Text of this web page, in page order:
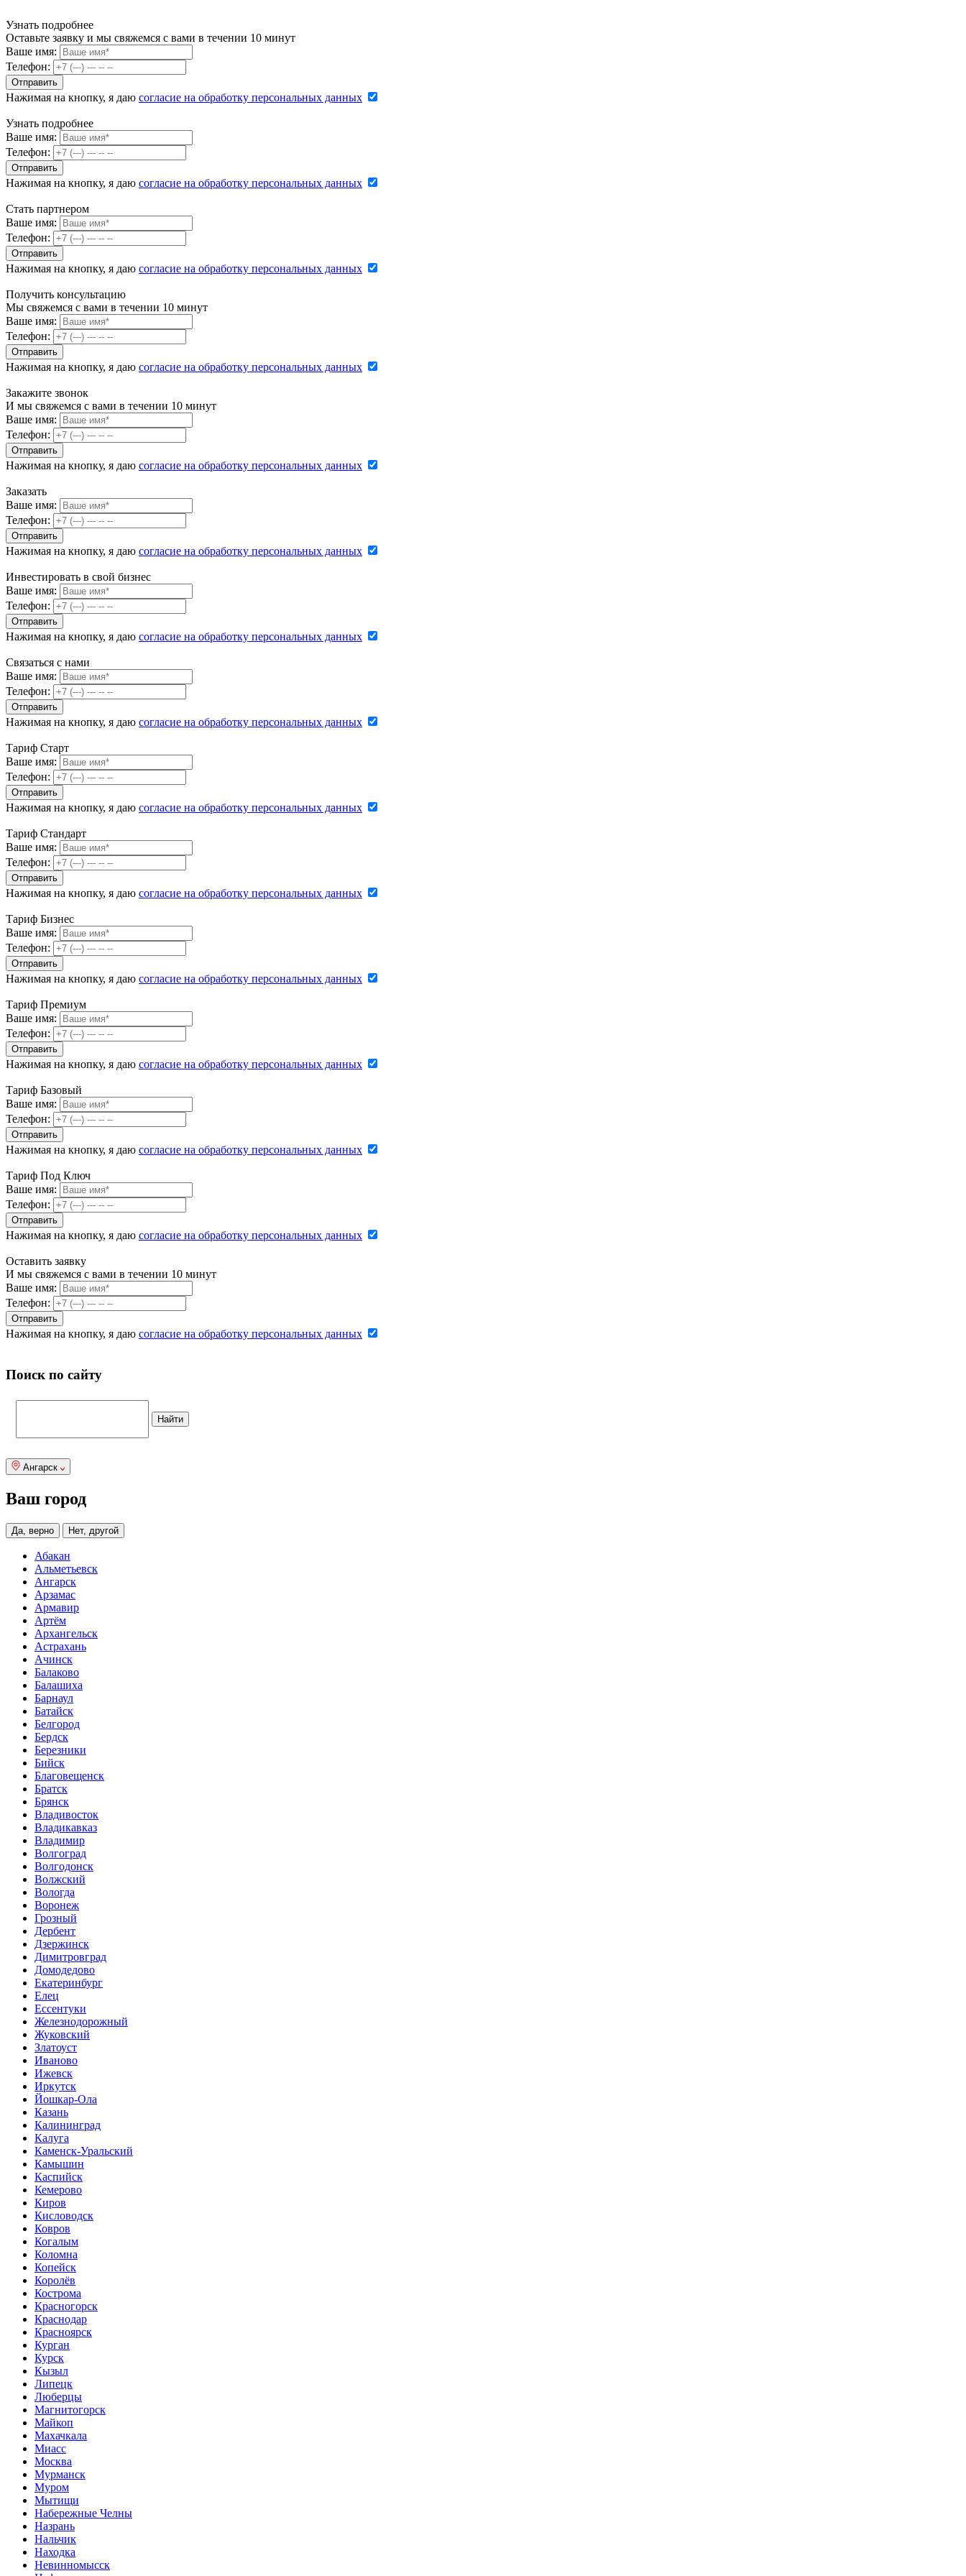
Узнать подробнее
Оставьте заявку и мы свяжемся с вами в течении 10 минут
Ваше имя:
Телефон:
Нажимая на кнопку, я даю согласие на обработку персональных данных
Узнать подробнее
Ваше имя:
Телефон:
Нажимая на кнопку, я даю согласие на обработку персональных данных
Стать партнером
Ваше имя:
Телефон:
Нажимая на кнопку, я даю согласие на обработку персональных данных
Получить консультацию
Мы свяжемся с вами в течении 10 минут
Ваше имя:
Телефон:
Нажимая на кнопку, я даю согласие на обработку персональных данных
Закажите звонок
И мы свяжемся с вами в течении 10 минут
Ваше имя:
Телефон:
Нажимая на кнопку, я даю согласие на обработку персональных данных
Заказать
Ваше имя:
Телефон:
Нажимая на кнопку, я даю согласие на обработку персональных данных
Инвестировать в свой бизнес
Ваше имя:
Телефон:
Нажимая на кнопку, я даю согласие на обработку персональных данных
Связаться с нами
Ваше имя:
Телефон:
Нажимая на кнопку, я даю согласие на обработку персональных данных
Тариф Старт
Ваше имя:
Телефон:
Нажимая на кнопку, я даю согласие на обработку персональных данных
Тариф Стандарт
Ваше имя:
Телефон:
Нажимая на кнопку, я даю согласие на обработку персональных данных
Тариф Бизнес
Ваше имя:
Телефон:
Нажимая на кнопку, я даю согласие на обработку персональных данных
Тариф Премиум
Ваше имя:
Телефон:
Нажимая на кнопку, я даю согласие на обработку персональных данных
Тариф Базовый
Ваше имя:
Телефон:
Нажимая на кнопку, я даю согласие на обработку персональных данных
Тариф Под Ключ
Ваше имя:
Телефон:
Нажимая на кнопку, я даю согласие на обработку персональных данных
Оставить заявку
И мы свяжемся с вами в течении 10 минут
Ваше имя:
Телефон:
Нажимая на кнопку, я даю согласие на обработку персональных данных
Поиск по сайту
Ангарск
Ваш город
Да, верно Нет, другой
Абакан
Альметьевск
Ангарск
Арзамас
Армавир
Артём
Архангельск
Астрахань
Ачинск
Балаково
Балашиха
Барнаул
Батайск
Белгород
Бердск
Березники
Бийск
Благовещенск
Братск
Брянск
Владивосток
Владикавказ
Владимир
Волгоград
Волгодонск
Волжский
Вологда
Воронеж
Грозный
Дербент
Дзержинск
Димитровград
Домодедово
Екатеринбург
Елец
Ессентуки
Железнодорожный
Жуковский
Златоуст
Иваново
Ижевск
Иркутск
Йошкар-Ола
Казань
Калининград
Калуга
Каменск-Уральский
Камышин
Каспийск
Кемерово
Киров
Кисловодск
Ковров
Когалым
Коломна
Копейск
Королёв
Кострома
Красногорск
Краснодар
Красноярск
Курган
Курск
Кызыл
Липецк
Люберцы
Магнитогорск
Майкоп
Махачкала
Миасс
Москва
Мурманск
Муром
Мытищи
Набережные Челны
Назрань
Нальчик
Находка
Невинномысск